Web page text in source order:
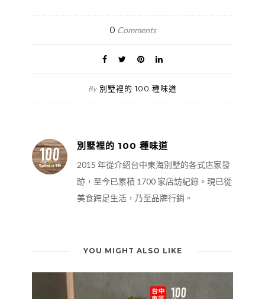
0 Comments
By 別墅裡的 100 種味道
別墅裡的 100 種味道
2015 年從介紹台中東海別墅的各式店家發
跡，至今已累積 1700 家店訪紀錄。現已從
美食跨足生活，乃至品牌行銷。
YOU MIGHT ALSO LIKE